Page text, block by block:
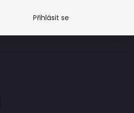
Přihlásit se